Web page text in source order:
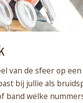
van de sfeer op een
bij jullie als
band welke